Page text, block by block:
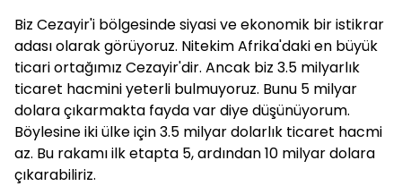
Biz Cezayir'i bölgesinde siyasi ve ekonomik bir istikrar
adası olarak görüyoruz. Nitekim Afrika'daki en büyük
ticari ortağımız Cezayir'dir. Ancak biz 3.5 milyarlık
ticaret hacmini yeterli bulmuyoruz. Bunu 5 milyar
dolara çıkarmakta fayda var diye düşünüyorum.
Böylesine iki ülke için 3.5 milyar dolarlık ticaret hacmi
az. Bu rakamı ilk etapta 5, ardından 10 milyar dolara
çıkarabiliriz.